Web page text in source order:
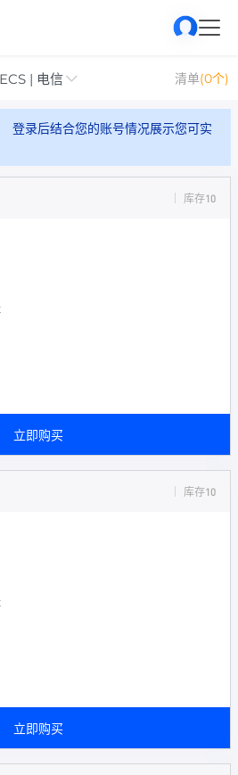
| 电信 清单(0个)
登录后结合您的账号情况展示您可实
库存10
立即购买
库存10
立即购买